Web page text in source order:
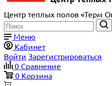
Центр теплых полов «Терм
Меню
Кабинет
Войти Зарегистрироваться
0 Сравнение
0 Корзина